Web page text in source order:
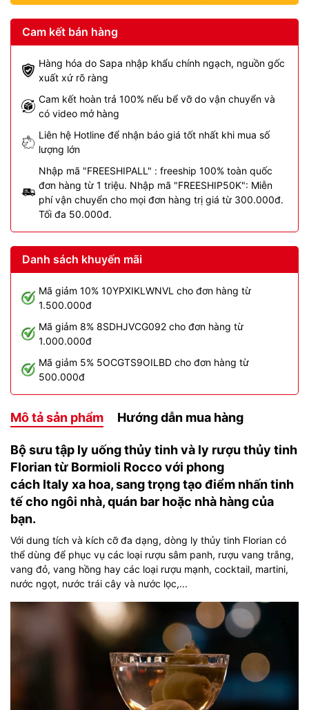
Cam kết bán hàng
Hàng hóa do Sapa nhập khẩu chính ngạch, nguồn gốc
xuất xứ rõ ràng
Cam kết hoàn trả 100% nếu bể vỡ do vận chuyển và
có video mở hàng
Liên hệ Hotline để nhận báo giá tốt nhất khi mua số
lượng lớn
Nhập mã "FREESHIPALL" : freeship 100% toàn quốc
đơn hàng từ 1 triệu. Nhập mã "FREESHIP50K": Miễn
phí vận chuyển cho mọi đơn hàng trị giá từ 300.000đ.
Tối đa 50.000đ.
Danh sách khuyến mãi
Mã giảm 10% 10YPXIKLWNVL cho đơn hàng từ
1.500.000đ
Mã giảm 8% 8SDHJVCG092 cho đơn hàng từ
1.000.000đ
Mã giảm 5% 5OCGTS9OILBD cho đơn hàng từ
500.000đ
Mô tả sản phẩm Hướng dẫn mua hàng
Bộ sưu tập ly uống thủy tinh và ly rượu thủy tinh
Florian từ Bormioli Rocco với phong
cách Italy xa hoa, sang trọng tạo điểm nhấn tinh
tế cho ngôi nhà, quán bar hoặc nhà hàng của
bạn.
Với dung tích và kích cỡ đa dạng, dòng ly thủy tinh Florian có
thể dùng để phục vụ các loại rượu sâm panh, rượu vang trắng,
vang đỏ, vang hồng hay các loại rượu mạnh, cocktail, martini,
nước ngọt, nước trái cây và nước lọc,...